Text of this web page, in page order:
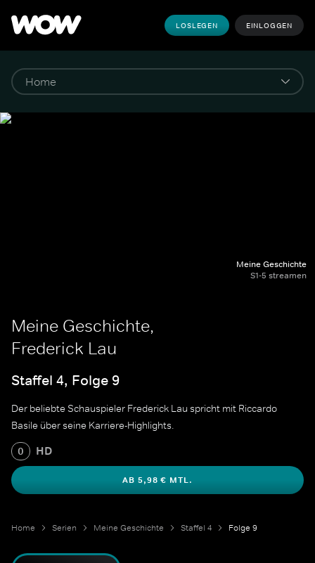
LOSLEGEN EINLOGGEN
Meine Geschichte
S1-5 streamen
Meine Geschichte,
Frederick Lau
Staffel 4, Folge 9
Der beliebte Schauspieler Frederick Lau spricht mit Riccardo
Basile über seine Karriere-Highlights.
0 HD
AB 5,98 € MTL.
Home Serien Meine Geschichte Staffel 4 Folge 9